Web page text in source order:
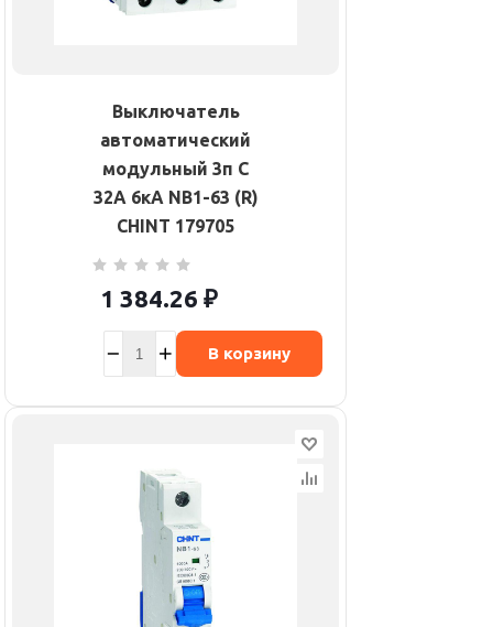
Выключатель
автоматический
модульный 3п C
32А 6кА NB1-63 (R)
CHINT 179705
1 384.26 ₽
В корзину